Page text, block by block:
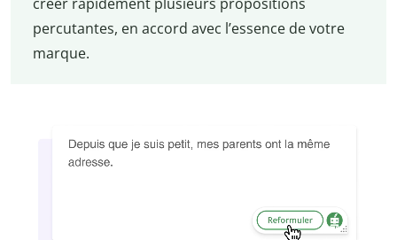
percutantes, en accord avec l’essence de votre
marque.